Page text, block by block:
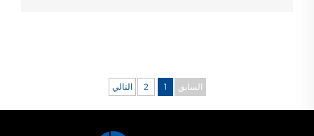
السابق 1
2 التالي